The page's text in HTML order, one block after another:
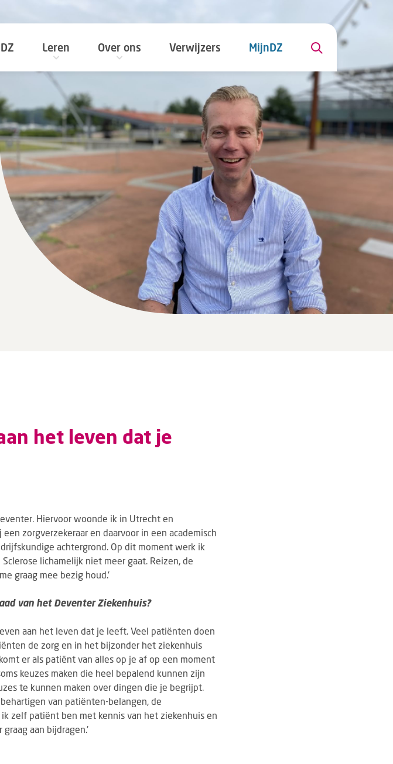
Leren Over ons Verwijzers MijnDZ
het leven dat je
Hiervoor woonde ik in Utrecht en
zorgverzekeraar en daarvoor in een academisch
achtergrond. Op dit moment werk ik
lichamelijk niet meer gaat. Reizen, de
graag mee bezig houd.'
van het Deventer Ziekenhuis?
aan het leven dat je leeft. Veel patiënten doen
de zorg en in het bijzonder het ziekenhuis
er als patiënt van alles op je af op een moment
keuzes maken die heel bepalend kunnen zijn
te kunnen maken over dingen die je begrijpt.
van patiënten-belangen, de
zelf patiënt ben met kennis van het ziekenhuis en
aan bijdragen.'